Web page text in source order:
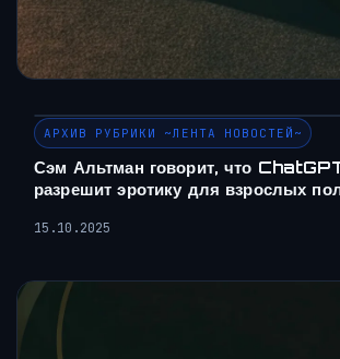
АРХИВ РУБРИКИ ~ЛЕНТА НОВОСТЕЙ~
Сэм Альтман говорит, что
разрешит эротику для взрослых
15.10.2025